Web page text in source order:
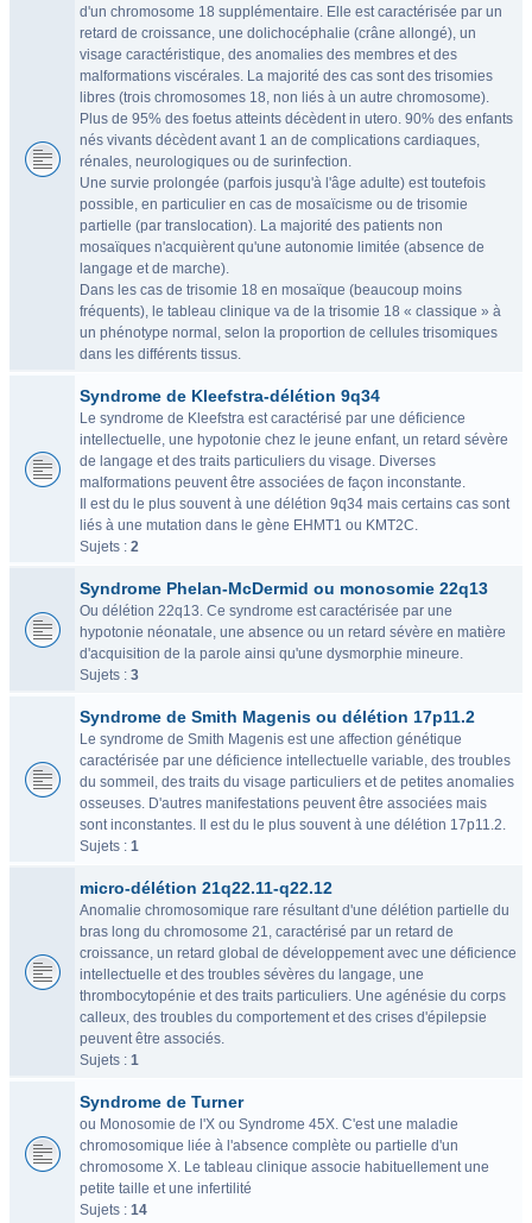
d'un chromosome 18 supplémentaire. Elle est caractérisée par un
retard de croissance, une dolichocéphalie (crâne allongé), un
visage caractéristique, des anomalies des membres et des
malformations viscérales. La majorité des cas sont des trisomies
libres (trois chromosomes 18, non liés à un autre chromosome).
Plus de 95% des foetus atteints décèdent in utero. 90% des enfants
nés vivants décèdent avant 1 an de complications cardiaques,
rénales, neurologiques ou de surinfection.
Une survie prolongée (parfois jusqu'à l'âge adulte) est toutefois
possible, en particulier en cas de mosaïcisme ou de trisomie
partielle (par translocation). La majorité des patients non
mosaïques n'acquièrent qu'une autonomie limitée (absence de
langage et de marche).
Dans les cas de trisomie 18 en mosaïque (beaucoup moins
fréquents), le tableau clinique va de la trisomie 18 « classique » à
un phénotype normal, selon la proportion de cellules trisomiques
dans les différents tissus.
Syndrome de Kleefstra-délétion 9q34
Le syndrome de Kleefstra est caractérisé par une déficience
intellectuelle, une hypotonie chez le jeune enfant, un retard sévère
de langage et des traits particuliers du visage. Diverses
malformations peuvent être associées de façon inconstante.
Il est du le plus souvent à une délétion 9q34 mais certains cas sont
liés à une mutation dans le gène EHMT1 ou KMT2C.
Sujets : 2
Syndrome Phelan-McDermid ou monosomie 22q13
Ou délétion 22q13. Ce syndrome est caractérisée par une
hypotonie néonatale, une absence ou un retard sévère en matière
d'acquisition de la parole ainsi qu'une dysmorphie mineure.
Sujets : 3
Syndrome de Smith Magenis ou délétion 17p11.2
Le syndrome de Smith Magenis est une affection génétique
caractérisée par une déficience intellectuelle variable, des troubles
du sommeil, des traits du visage particuliers et de petites anomalies
osseuses. D'autres manifestations peuvent être associées mais
sont inconstantes. Il est du le plus souvent à une délétion 17p11.2.
Sujets : 1
micro-délétion 21q22.11-q22.12
Anomalie chromosomique rare résultant d'une délétion partielle du
bras long du chromosome 21, caractérisé par un retard de
croissance, un retard global de développement avec une déficience
intellectuelle et des troubles sévères du langage, une
thrombocytopénie et des traits particuliers. Une agénésie du corps
calleux, des troubles du comportement et des crises d'épilepsie
peuvent être associés.
Sujets : 1
Syndrome de Turner
ou Monosomie de l'X ou Syndrome 45X. C'est une maladie
chromosomique liée à l'absence complète ou partielle d'un
chromosome X. Le tableau clinique associe habituellement une
petite taille et une infertilité
Sujets : 14